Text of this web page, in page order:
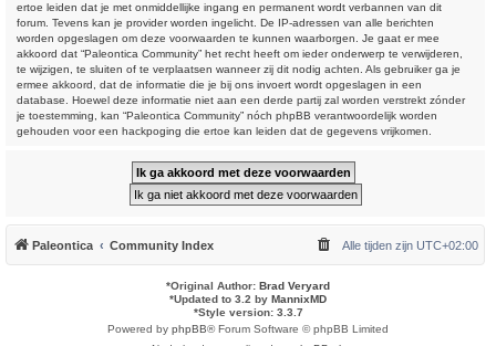
ertoe leiden dat je met onmiddellijke ingang en permanent wordt verbannen van dit
forum. Tevens kan je provider worden ingelicht. De IP-adressen van alle berichten
worden opgeslagen om deze voorwaarden te kunnen waarborgen. Je gaat er mee
akkoord dat “Paleontica Community” het recht heeft om ieder onderwerp te verwijderen,
te wijzigen, te sluiten of te verplaatsen wanneer zij dit nodig achten. Als gebruiker ga je
ermee akkoord, dat de informatie die je bij ons invoert wordt opgeslagen in een
database. Hoewel deze informatie niet aan een derde partij zal worden verstrekt zónder
je toestemming, kan “Paleontica Community” nóch phpBB verantwoordelijk worden
gehouden voor een hackpoging die ertoe kan leiden dat de gegevens vrijkomen.
Paleontica Community Index Alle tijden zijn UTC+02:00
*Original Author: Brad Veryard
*Updated to 3.2 by MannixMD
*Style version: 3.3.7
Powered by phpBB® Forum Software © phpBB Limited